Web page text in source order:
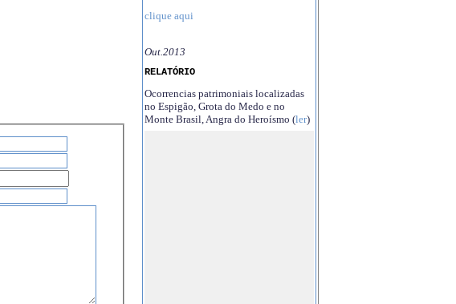
clique aqui
Out.2013
RELATÓRIO
Ocorrencias patrimoniais localizadas
no Espigão, Grota do Medo e no
Monte Brasil, Angra do Heroísmo (ler)